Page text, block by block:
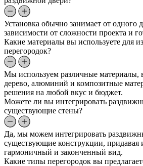
Установка обычно занимает от одного
зависимости от сложности проекта и
Какие материалы вы используете для
перегородок?
Мы используем различные материалы,
дерево, алюминий и композитные
решения на любой вкус и бюджет.
Можете ли вы интегрировать
существующие стены?
Да, мы можем интегрировать
существующие конструкции, придавая
гармоничный и законченный вид.
Какие типы перегородок вы